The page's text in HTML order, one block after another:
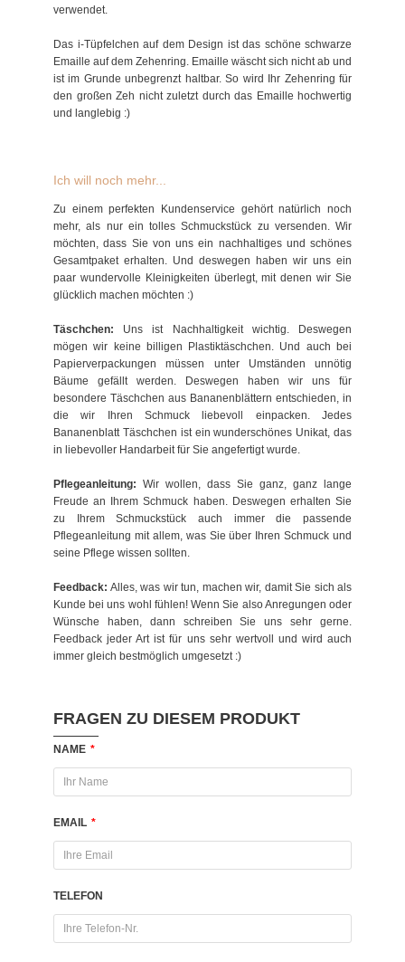
FRAGEN ZU DIESEM PRODUKT
NAME *
EMAIL *
TELEFON
verwendet.
Das i-Tüpfelchen auf dem Design ist das schöne schwarze
Emaille auf dem Zehenring. Emaille wäscht sich nicht ab und
ist im Grunde unbegrenzt haltbar. So wird Ihr Zehenring für
den großen Zeh nicht zuletzt durch das Emaille hochwertig
und langlebig :)
Ich will noch mehr...
Zu einem perfekten Kundenservice gehört natürlich noch
mehr, als nur ein tolles Schmuckstück zu versenden. Wir
möchten, dass Sie von uns ein nachhaltiges und schönes
Gesamtpaket erhalten. Und deswegen haben wir uns ein
paar wundervolle Kleinigkeiten überlegt, mit denen wir Sie
glücklich machen möchten :)
Täschchen: Uns ist Nachhaltigkeit wichtig. Deswegen
mögen wir keine billigen Plastiktäschchen. Und auch bei
Papierverpackungen müssen unter Umständen unnötig
Bäume gefällt werden. Deswegen haben wir uns für
besondere Täschchen aus Bananenblättern entschieden, in
die wir Ihren Schmuck liebevoll einpacken. Jedes
Bananenblatt Täschchen ist ein wunderschönes Unikat, das
in liebevoller Handarbeit für Sie angefertigt wurde.
Pflegeanleitung: Wir wollen, dass Sie ganz, ganz lange
Freude an Ihrem Schmuck haben. Deswegen erhalten Sie
zu Ihrem Schmuckstück auch immer die passende
Pflegeanleitung mit allem, was Sie über Ihren Schmuck und
seine Pflege wissen sollten.
Feedback: Alles, was wir tun, machen wir, damit Sie sich als
Kunde bei uns wohl fühlen! Wenn Sie also Anregungen oder
Wünsche haben, dann schreiben Sie uns sehr gerne.
Feedback jeder Art ist für uns sehr wertvoll und wird auch
immer gleich bestmöglich umgesetzt :)